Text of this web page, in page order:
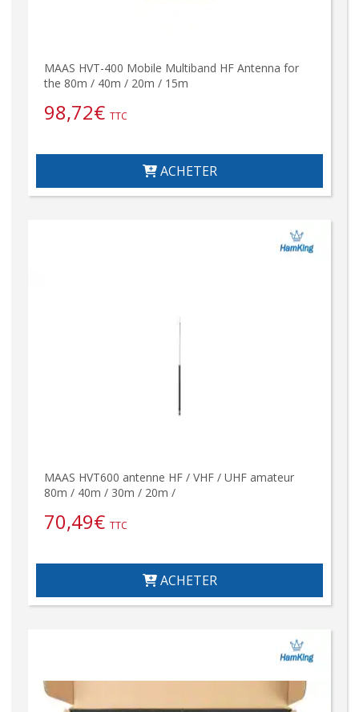
MAAS HVT-400 Mobile Multiband HF Antenna for
the 80m / 40m / 20m / 15m
98,72€ TTC
ACHETER
MAAS HVT600 antenne HF / VHF / UHF amateur
80m / 40m / 30m / 20m /
70,49€ TTC
ACHETER